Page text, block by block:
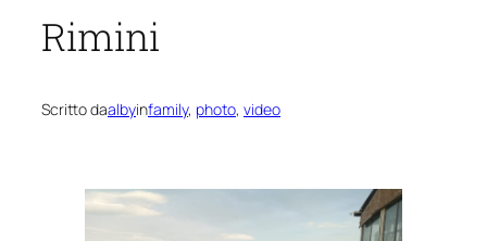
Rimini
Scritto daalbyinfamily, photo, video